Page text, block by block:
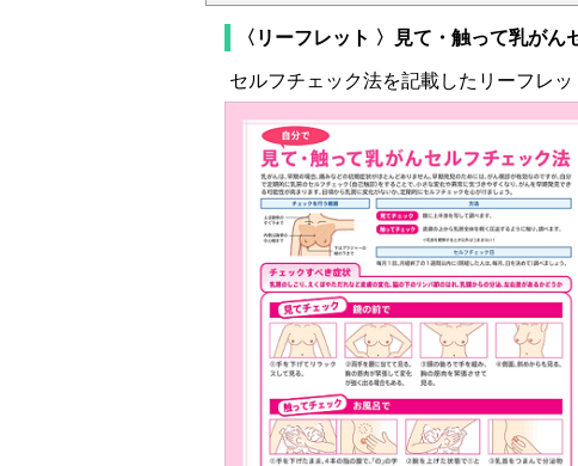
〈リーフレット 〉見て・触って乳がん
セルフチェック法を記載したリーフレッ